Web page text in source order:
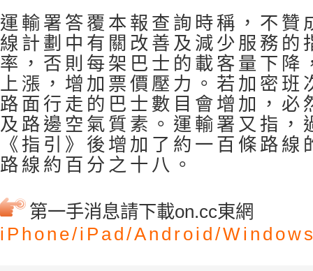
運輸署答覆本報查詢時稱，不贊
線計劃中有關改善及減少服務的
率，否則每架巴士的載客量下降
上漲，增加票價壓力。若加密班
路面行走的巴士數目會增加，必
及路邊空氣質素。運輸署又指，
《指引》後增加了約一百條路
路線約百分之十八。
第一手消息請下載on.cc東網
iPhone/iPad/Android/